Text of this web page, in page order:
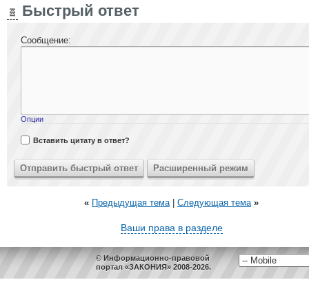
Быстрый ответ
Сообщение:
Опции
Вставить цитату в ответ?
« Предыдущая тема| Следующая тема »
Ваши права в разделе
© Информационно-правовой
портал «ЗАКОНИЯ» 2008-2026.